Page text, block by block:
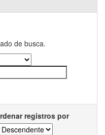
de busca.
registros por